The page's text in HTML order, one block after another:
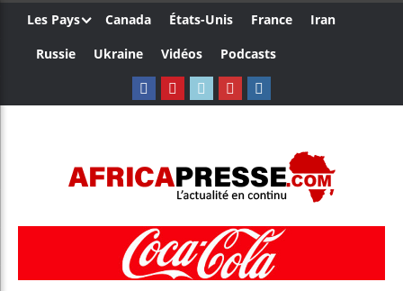
Les Pays Canada États-Unis France
Iran
Russie
Ukraine Vidéos Podcasts